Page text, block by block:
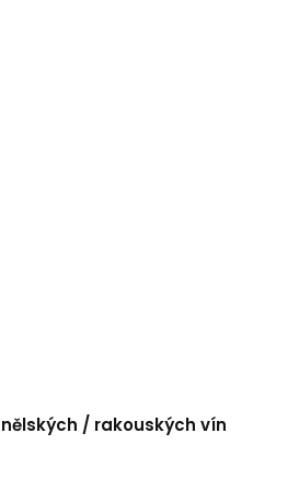
/ rakouských vín